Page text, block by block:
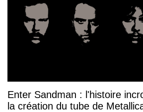
Enter Sandman : l'histoire
la création du tube de